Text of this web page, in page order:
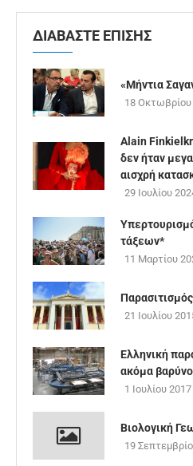
ΔΙΑΒΑΣΤΕ ΕΠΙΣΗΣ
«Μήντια
18 Οκτωβρίου
Alain
δεν ήταν
αισχρή
29 Ιουλίου
τάξεων*
11 Μαρτίου
21 Ιουλίου
Ελληνική
ακόμα
1 Ιουλίου 2017
Βιολογική
19